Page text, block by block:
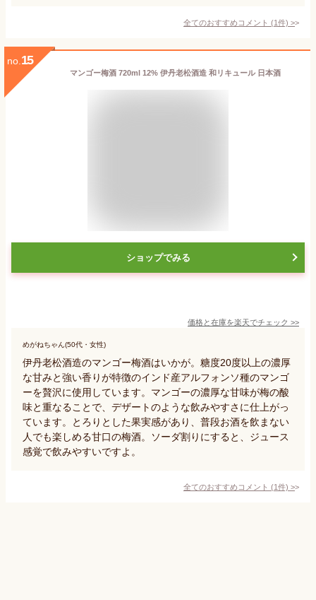
全てのおすすめコメント (1件) >
no. 15
マンゴー梅酒 720ml 12% 伊丹老松酒造 和リキュール 日本酒
ショップでみる
価格と在庫を楽天でチェック >>
めがねちゃん(50代・女性)
伊丹老松酒造のマンゴー梅酒はいかが。糖度20度以上の濃厚
な甘みと強い香りが特徴のインド産アルフォンソ種のマンゴ
ーを贅沢に使用しています。マンゴーの濃厚な甘味が梅の酸
味と重なることで、デザートのような飲みやすさに仕上がっ
ています。とろりとした果実感があり、普段お酒を飲まない
人でも楽しめる甘口の梅酒。ソーダ割りにすると、ジュース
感覚で飲みやすいですよ。
全てのおすすめコメント (1件) >